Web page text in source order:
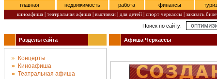
главная недвижимость работа финансы
киноафиша | театральная афиша | выставки | для детей | спорт черкассы | заказать
Поиск по сайту:
Разделы сайта
Концерты
Киноафиша
Театральная афиша
Афиша Черкассы